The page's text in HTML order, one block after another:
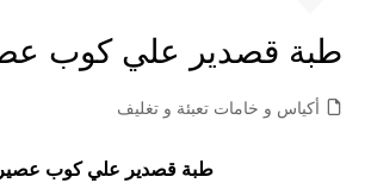
طبة قصدير علي كوب
أكياس و خامات تعبئة و تغليف
طبة قصدير علي كوب عصير